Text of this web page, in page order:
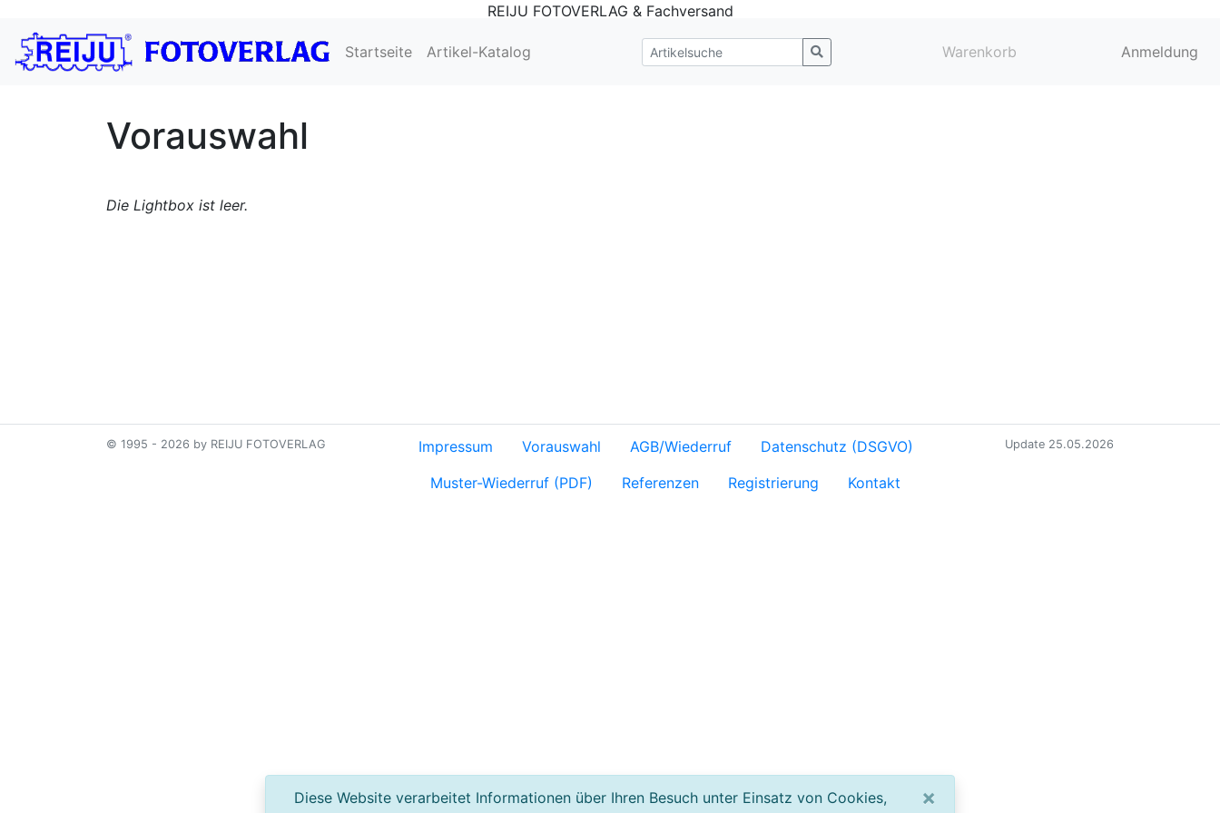
REIJU FOTOVERLAG & Fachversand
Startseite Artikel-Katalog Warenkorb Anmeldung
Vorauswahl
Die Lightbox ist leer.
Diese Website verarbeitet Informationen über Ihren Besuch unter Einsatz von Cookies,
×
Update 25.05.2026
© 1995 - 2026 by REIJU FOTOVERLAG Impressum Vorauswahl AGB/Wiederruf
Datenschutz (DSGVO)
Muster-Wiederruf (PDF)
Referenzen Registrierung Kontakt